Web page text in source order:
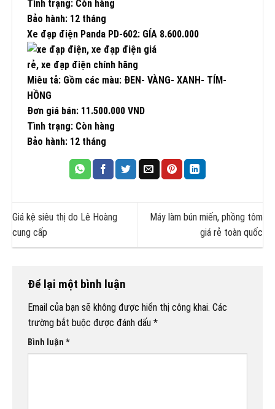
Tình trạng: Còn hàng
Bảo hành: 12 tháng
Xe đạp điện Panda PD-602: GÍA 8.600.000
Miêu tả: Gồm các màu: ĐEN- VÀNG- XANH- TÍM-
HỒNG
Đơn giá bán: 11.500.000 VND
Tình trạng: Còn hàng
Bảo hành: 12 tháng
Giá kệ siêu thị do Lê Hoàng
cung cấp
Máy làm bún miến, phồng tôm
giá rẻ toàn quốc
Để lại một bình luận
Email của bạn sẽ không được hiển thị công khai. Các
trường bắt buộc được đánh dấu *
Bình luận *